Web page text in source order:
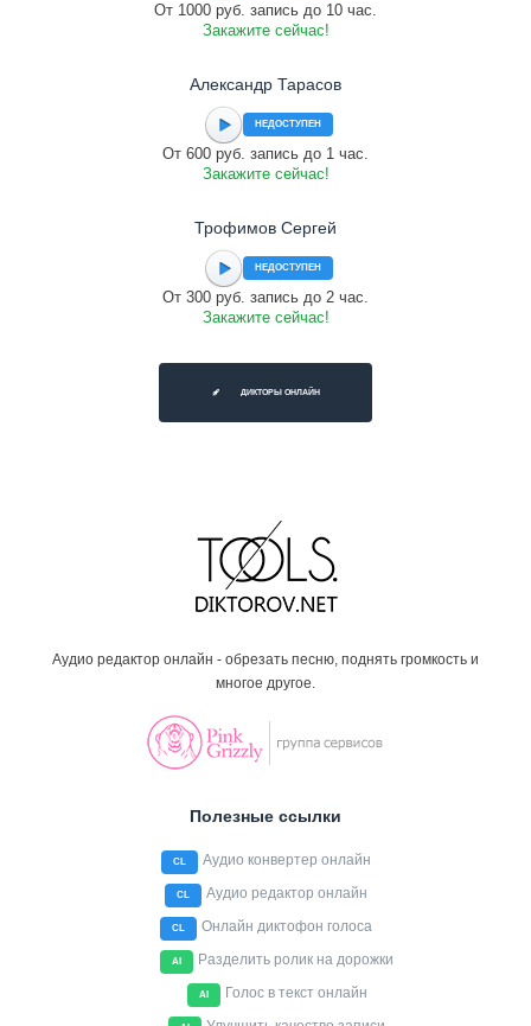
От 1000 руб. запись до 10 час.
Закажите сейчас!
Александр Тарасов
НЕДОСТУПЕН
От 600 руб. запись до 1 час.
Закажите сейчас!
Трофимов Сергей
НЕДОСТУПЕН
От 300 руб. запись до 2 час.
Закажите сейчас!
ДИКТОРЫ ОНЛАЙН
Аудио редактор онлайн - обрезать песню, поднять громкость и
многое другое.
Полезные ссылки
CL Аудио конвертер онлайн
CL Аудио редактор онлайн
CL Онлайн диктофон голоса
AI Разделить ролик на дорожки
AI Голос в текст онлайн